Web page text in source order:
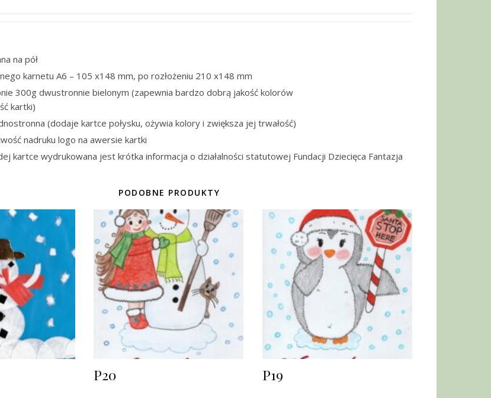
na pół
karnetu A6 – 105 x148 mm, po rozłożeniu 210 x148 mm
300g dwustronnie bielonym (zapewnia bardzo dobrą jakość kolorów
kartki)
(dodaje kartce połysku, ożywia kolory i zwiększa jej trwałość)
nadruku logo na awersie kartki
kartce wydrukowana jest krótka informacja o działalności statutowej Fundacji Dziecięca Fantazja
PODOBNE PRODUKTY
P20 P19